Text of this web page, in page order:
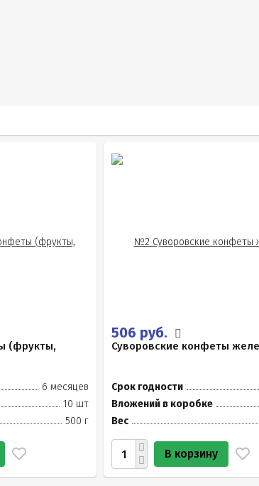
(фрукты,
6 месяцев
10 шт
500 г
506 руб.
Суворовские конфеты
Срок годности
Вложений в коробке
Вес
В корзину